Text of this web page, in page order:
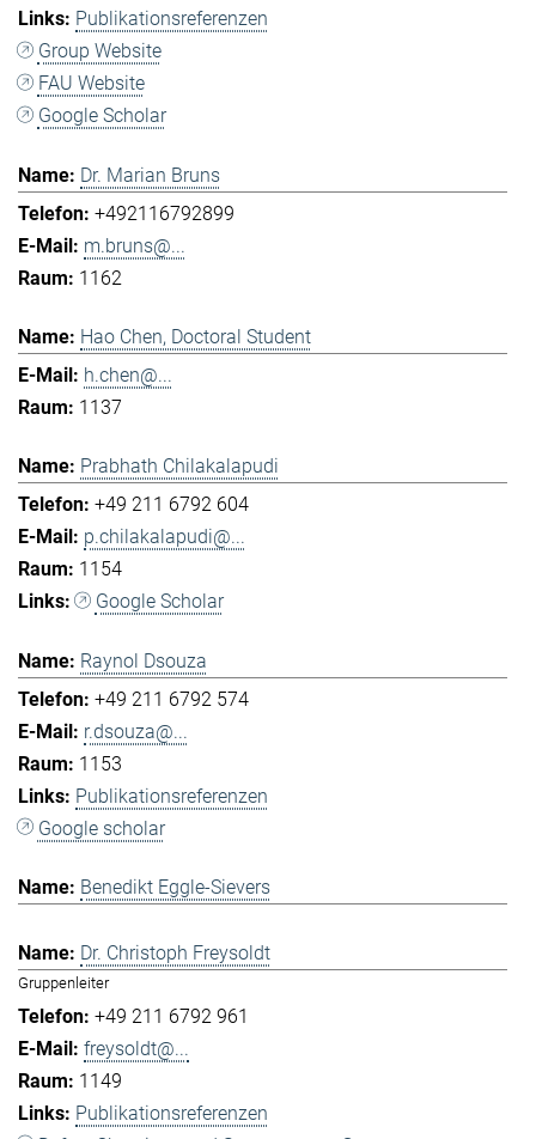
Publikationsreferenzen
Group Website
FAU Website
Google Scholar
Dr. Marian Bruns
+492116792899
m.bruns@...
1162
Hao Chen, Doctoral Student
h.chen@...
1137
Prabhath Chilakalapudi
+49 211 6792 604
p.chilakalapudi@...
1154
Google Scholar
Raynol Dsouza
+49 211 6792 574
r.dsouza@...
1153
Publikationsreferenzen
Google scholar
Benedikt Eggle-Sievers
Dr. Christoph Freysoldt
Gruppenleiter
+49 211 6792 961
freysoldt@...
1149
Publikationsreferenzen